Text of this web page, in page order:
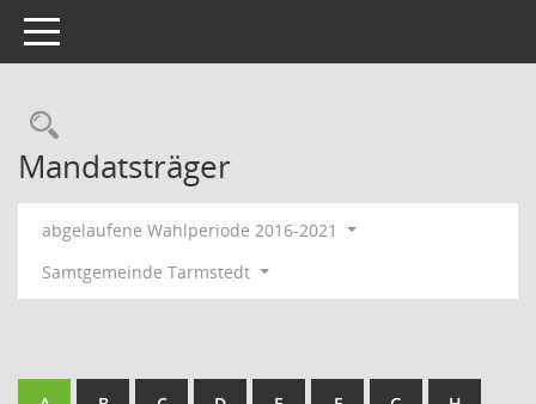
Toggle navigation
Rechercheauswahl
Mandatsträger
abgelaufene Wahlperiode 2016-2021
Samtgemeinde Tarmstedt